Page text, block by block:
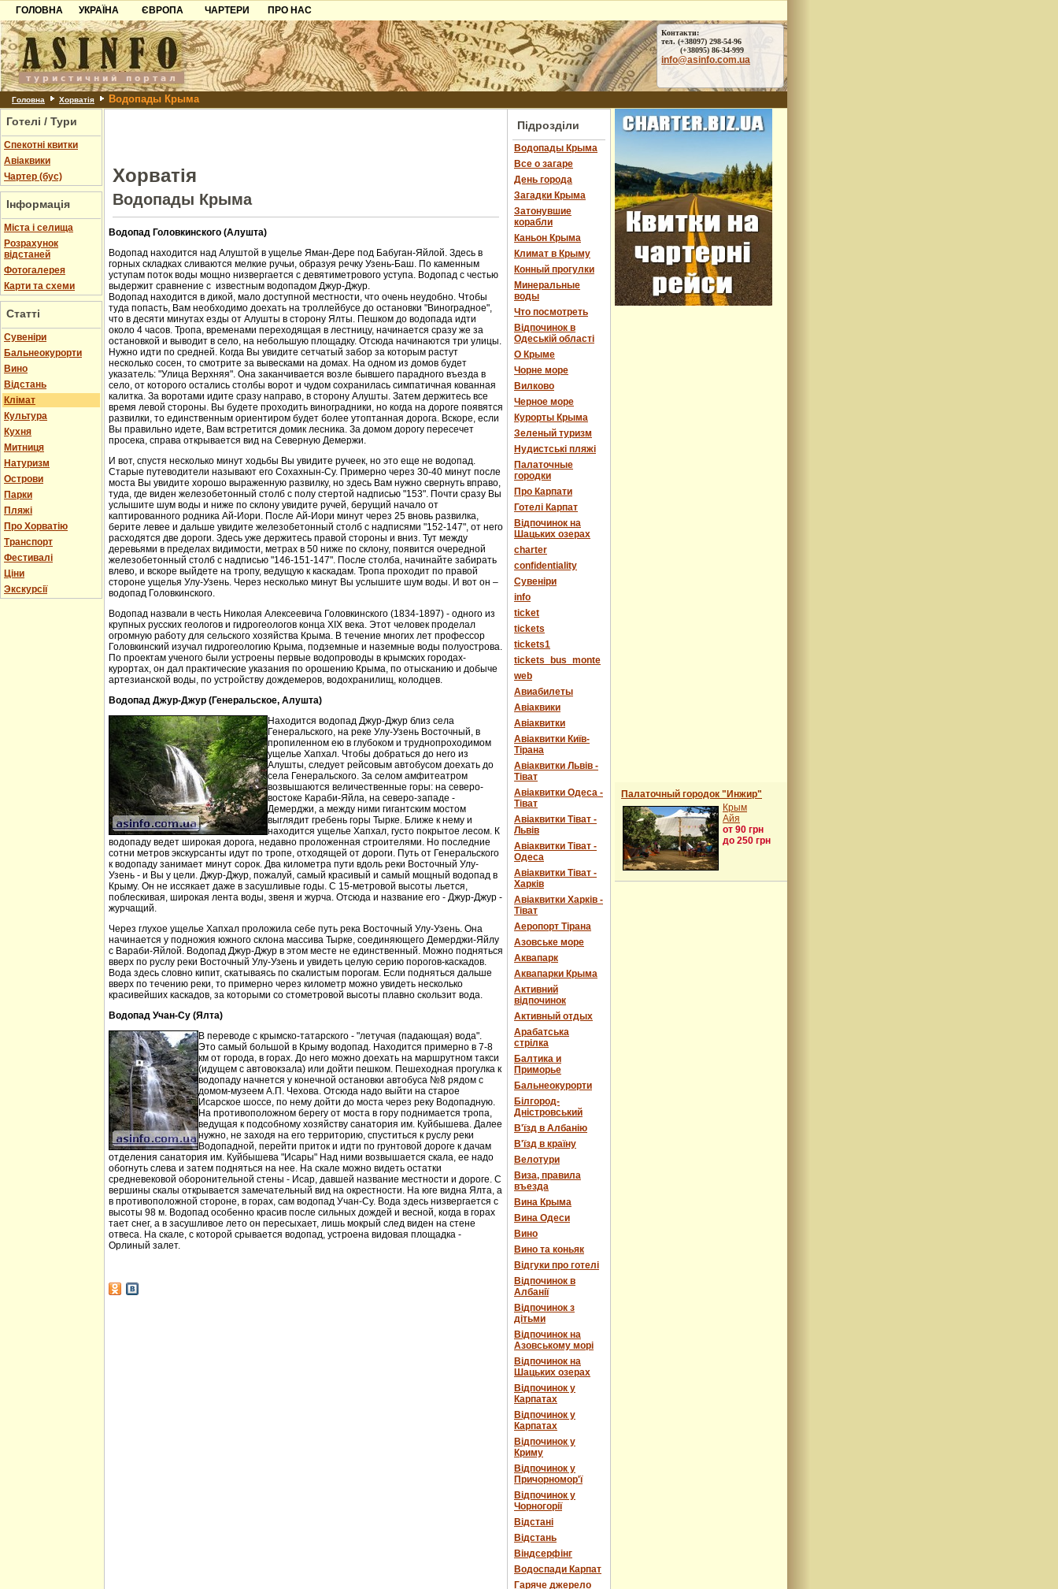
ГОЛОВНА
УКРАЇНА
Карпати
Азов
Причорноморря
Шацьк
ЄВРОПА
Чорногорія
Хорватія
Болгарія
Албанія
ЧАРТЕРИ
ПРО НАС
Контакти
Партнерам
Додати готель
Контакти:
тел. (+38097) 298-54-96
(+38095) 86-34-999
info@asinfo.com.ua
Головна Хорватія Водопады Крыма
Готелі / Тури
Спекотні квитки
Авіаквики
Чартер (бус)
Інформація
Міста і селища
Розрахунок
відстаней
Фотогалерея
Карти та схеми
Статті
Cувеніри
Бальнеокурорти
Вино
Відстань
Клімат
Культура
Кухня
Митниця
Натуризм
Острови
Парки
Пляжі
Про Хорватію
Транспорт
Фестивалі
Ціни
Экскурсії
Хорватія
Водопады Крыма
Водопад Головкинского (Алушта)
Водопад находится над Алуштой в ущелье Яман-Дере под Бабуган-Яйлой. Здесь в
горных складках сливаются мелкие ручьи, образуя речку Узень-Баш. По каменным
уступам поток воды мощно низвергается с девятиметрового уступа. Водопад с честью
выдержит сравнение с известным водопадом Джур-Джур.
Водопад находится в дикой, мало доступной местности, что очень неудобно. Чтобы
туда попасть, Вам необходимо доехать на троллейбусе до остановки "Виноградное",
что в десяти минутах езды от Алушты в сторону Ялты. Пешком до водопада идти
около 4 часов. Тропа, временами переходящая в лестницу, начинается сразу же за
остановкой и выводит в село, на небольшую площадку. Отсюда начинаются три улицы.
Нужно идти по средней. Когда Вы увидите сетчатый забор за которым растут
несколько сосен, то смотрите за вывесками на домах. На одном из домов будет
указатель: "Улица Верхняя". Она заканчивается возле бывшего парадного въезда в
село, от которого остались столбы ворот и чудом сохранилась симпатичная кованная
калитка. За воротами идите сразу направо, в сторону Алушты. Затем держитесь все
время левой стороны. Вы будете проходить виноградники, но когда на дороге появятся
развилки, то единственным ориентиром будет более утоптанная дорога. Вскоре, если
Вы правильно идете, Вам встретится домик лесника. За домом дорогу пересечет
просека, справа открывается вид на Северную Демержи.
И вот, спустя несколько минут ходьбы Вы увидите ручеек, но это еще не водопад.
Старые путеводители называют его Сохахнын-Су. Примерно через 30-40 минут после
моста Вы увидите хорошо выраженную развилку, но здесь Вам нужно свернуть вправо,
туда, где виден железобетонный столб с полу стертой надписью "153". Почти сразу Вы
услышите шум воды и ниже по склону увидите ручей, берущий начало от
каптированного родника Ай-Иори. После Ай-Иори минут через 25 вновь развилка,
берите левее и дальше увидите железобетонный столб с надписями "152-147", от него
расходятся две дороги. Здесь уже держитесь правой стороны и вниз. Тут между
деревьями в пределах видимости, метрах в 50 ниже по склону, появится очередной
железобетонный столб с надписью "146-151-147". После столба, начинайте забирать
влево, и вскоре выйдете на тропу, ведущую к каскадам. Тропа проходит по правой
стороне ущелья Улу-Узень. Через несколько минут Вы услышите шум воды. И вот он –
водопад Головкинского.
Водопад назвали в честь Николая Алексеевича Головкинского (1834-1897) - одного из
крупных русских геологов и гидрогеологов конца XIX века. Этот человек проделал
огромную работу для сельского хозяйства Крыма. В течение многих лет профессор
Головкинский изучал гидрогеологию Крыма, подземные и наземные воды полуострова.
По проектам ученого были устроены первые водопроводы в крымских городах-
курортах, он дал практические указания по орошению Крыма, по отысканию и добыче
артезианской воды, по устройству дождемеров, водохранилищ, колодцев.
Водопад Джур-Джур (Генеральское, Алушта)
Находится водопад Джур-Джур близ села
Генеральского, на реке Улу-Узень Восточный, в
пропиленном ею в глубоком и труднопроходимом
ущелье Хапхал. Чтобы добраться до него из
Алушты, следует рейсовым автобусом доехать до
села Генеральского. За селом амфитеатром
возвышаются величественные горы: на северо-
востоке Караби-Яйла, на северо-западе -
Демерджи, а между ними гигантским мостом
выглядит гребень горы Тырке. Ближе к нему и
находится ущелье Хапхал, густо покрытое лесом. К
водопаду ведет широкая дорога, недавно проложенная строителями. Но последние
сотни метров экскурсанты идут по тропе, отходящей от дороги. Путь от Генеральского
к водопаду занимает минут сорок. Два километра пути вдоль реки Восточный Улу-
Узень - и Вы у цели. Джур-Джур, пожалуй, самый красивый и самый мощный водопад в
Крыму. Он не иссякает даже в засушливые годы. С 15-метровой высоты льется,
поблескивая, широкая лента воды, звеня и журча. Отсюда и название его - Джур-Джур -
журчащий.
Через глухое ущелье Хапхал проложила себе путь река Восточный Улу-Узень. Она
начинается у подножия южного склона массива Тырке, соединяющего Демерджи-Яйлу
с Вараби-Яйлой. Водопад Джур-Джур в этом месте не единственный. Можно подняться
вверх по руслу реки Восточный Улу-Узень и увидеть целую серию порогов-каскадов.
Вода здесь словно кипит, скатываясь по скалистым порогам. Если подняться дальше
вверх по течению реки, то примерно через километр можно увидеть несколько
красивейших каскадов, за которыми со стометровой высоты плавно скользит вода.
Водопад Учан-Су (Ялта)
В переводе с крымско-татарского - "летучая (падающая) вода".
Это самый большой в Крыму водопад. Находится примерно в 7-8
км от города, в горах. До него можно доехать на маршрутном такси
(идущем с автовокзала) или дойти пешком. Пешеходная прогулка к
водопаду начнется у конечной остановки автобуса №8 рядом с
домом-музеем А.П. Чехова. Отсюда надо выйти на старое
Исарское шоссе, по нему дойти до моста через реку Водопадную.
На противоположном берегу от моста в гору поднимается тропа,
ведущая к подсобному хозяйству санатория им. Куйбышева. Далее
нужно, не заходя на его территорию, спуститься к руслу реки
Водопадной, перейти приток и идти по грунтовой дороге к дачам
отделения санатория им. Куйбышева "Исары" Над ними возвышается скала, ее надо
обогнуть слева и затем подняться на нее. На скале можно видеть остатки
средневековой оборонительной стены - Исар, давшей название местности и дороге. С
вершины скалы открывается замечательный вид на окрестности. На юге видна Ялта, а
в противоположной стороне, в горах, сам водопад Учан-Су. Вода здесь низвергается с
высоты 98 м. Водопад особенно красив после сильных дождей и весной, когда в горах
тает снег, а в засушливое лето он пересыхает, лишь мокрый след виден на стене
отвеса. На скале, с которой срывается водопад, устроена видовая площадка -
Орлиный залет.
Підрозділи
Водопады Крыма
Все о загаре
День города
Загадки Крыма
Затонувшие
корабли
Каньон Крыма
Климат в Крыму
Конный прогулки
Минеральные
воды
Что посмотреть
Відпочинок в
Одеській області
О Крыме
Чорне море
Вилково
Черное море
Курорты Крыма
Зеленый туризм
Нудистські пляжі
Палаточные
городки
Про Карпати
Готелі Карпат
Відпочинок на
Шацьких озерах
charter
confidentiality
Cувеніри
info
ticket
tickets
tickets1
tickets_bus_monte
web
Авиабилеты
Авіаквики
Авіаквитки
Авіаквитки Київ-
Тірана
Авіаквитки Львів -
Тіват
Авіаквитки Одеса -
Тіват
Авіаквитки Тіват -
Львів
Авіаквитки Тіват -
Одеса
Авіаквитки Тіват -
Харків
Авіаквитки Харків -
Тіват
Аеропорт Тірана
Азовське море
Аквапарк
Аквапарки Крыма
Активний
відпочинок
Активный отдых
Арабатська
стрілка
Балтика и
Приморье
Бальнеокурорти
Білгород-
Дністровський
В'їзд в Албанію
В'їзд в країну
Велотури
Виза, правила
въезда
Вина Крыма
Вина Одеси
Вино
Вино та коньяк
Відгуки про готелі
Відпочинок в
Албанії
Відпочинок з
дітьми
Відпочинок на
Азовському морі
Відпочинок на
Шацьких озерах
Відпочинок у
Карпатах
Відпочинок у
Карпатах
Відпочинок у
Криму
Відпочинок у
Причорномор'ї
Відпочинок у
Чорногорії
Відстані
Відстань
Віндсерфінг
Водоспади Карпат
Гаряче джерело
Палаточный городок "Инжир"
Крым
Айя
от 90 грн
до 250 грн